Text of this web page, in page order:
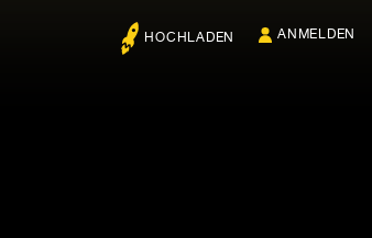
HOCHLADEN ANMELDEN